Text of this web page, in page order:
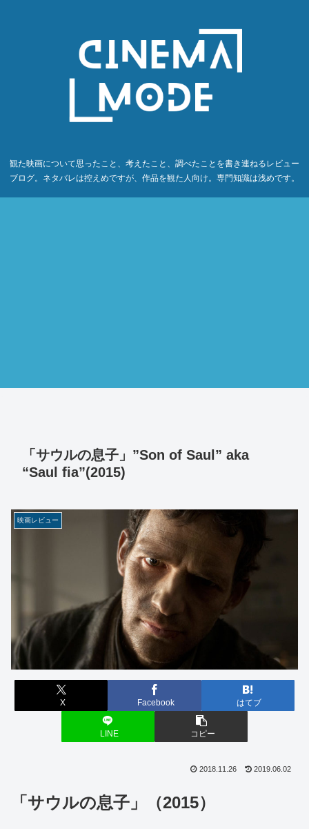
観た映画について思ったこと、考えたこと、調べたことを書き連ねるレビュー
ブログ。ネタバレは控えめですが、作品を観た人向け。専門知識は浅めです。
「サウルの息子」”Son of Saul” aka
“Saul fia”(2015)
映画レビュー
X Facebook はてブ
LINE コピー
2018.11.26 2019.06.02
「サウルの息子」（2015）